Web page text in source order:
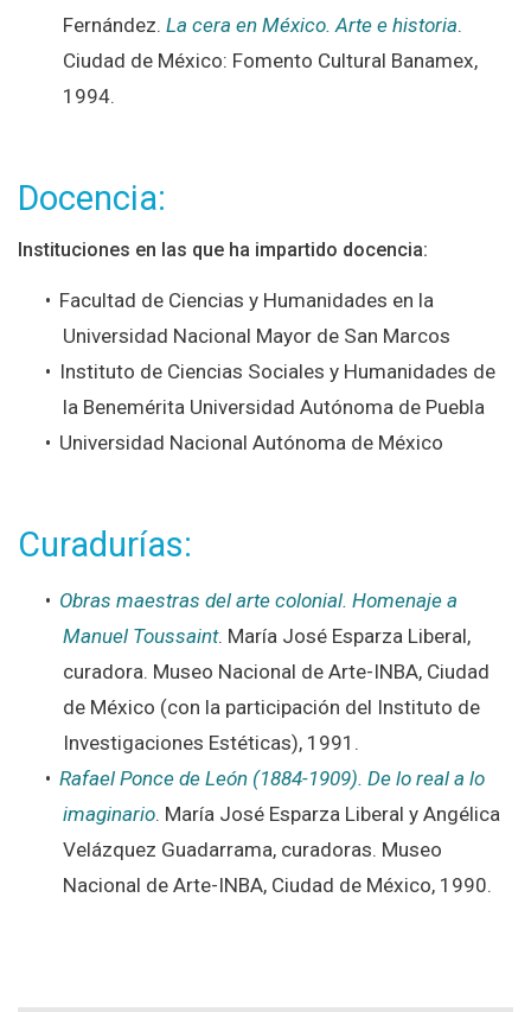
Fernández. La cera en México. Arte e historia.
Ciudad de México: Fomento Cultural Banamex,
1994.
Docencia:
Instituciones en las que ha impartido docencia:
Facultad de Ciencias y Humanidades en la
Universidad Nacional Mayor de San Marcos
Instituto de Ciencias Sociales y Humanidades de
la Benemérita Universidad Autónoma de Puebla
Universidad Nacional Autónoma de México
Curadurías:
Obras maestras del arte colonial. Homenaje a
Manuel Toussaint. María José Esparza Liberal,
curadora. Museo Nacional de Arte-INBA, Ciudad
de México (con la participación del Instituto de
Investigaciones Estéticas), 1991.
Rafael Ponce de León (1884-1909). De lo real a lo
imaginario. María José Esparza Liberal y Angélica
Velázquez Guadarrama, curadoras. Museo
Nacional de Arte-INBA, Ciudad de México, 1990.